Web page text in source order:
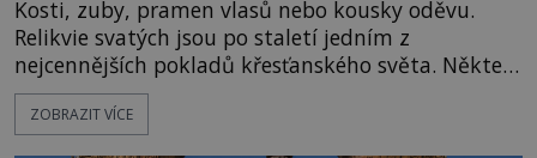
Kosti, zuby, pramen vlasů nebo kousky oděvu.
Relikvie svatých jsou po staletí jedním z
nejcennějších pokladů křesťanského světa. Některé
mají pečlivě doloženou historii, jiné provází
záhady, krádeže i nečekané objevy. Jejich osudy
ZOBRAZIT VÍCE